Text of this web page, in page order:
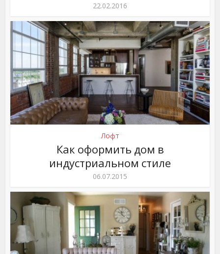
22.02.2016
Лофт
Как оформить дом в
индустриальном стиле
06.07.2015